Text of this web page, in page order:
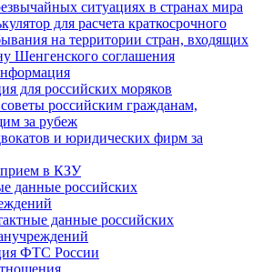
ситуациях в странах мира
для расчета краткосрочного
на территории стран, входящих
Шенгенского соглашения
для российских моряков
российским гражданам,
за рубеж
и юридических фирм за
прием в КЗУ
данные российских
данные российских
ФТС России